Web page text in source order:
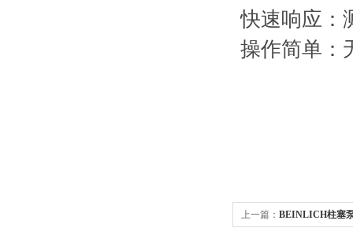
快速响应：
操作简单：
上一篇： BEINLICH柱塞